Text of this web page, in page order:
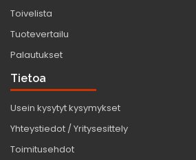
Toivelista
Tuotevertailu
Palautukset
Tietoa
Usein kysytyt kysymykset
Yhteystiedot / Yritysesittely
Toimitusehdot